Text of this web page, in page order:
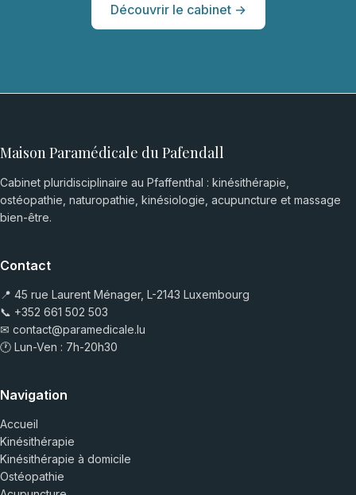
Découvrir le cabinet →
Maison Paramédicale du Pafendall
Cabinet pluridisciplinaire au Pfaffenthal : kinésithérapie,
ostéopathie, naturopathie, kinésiologie, acupuncture et massage
bien-être.
Contact
📍 45 rue Laurent Ménager, L-2143 Luxembourg
📞 +352 661 502 503
✉ contact@paramedicale.lu
🕐 Lun-Ven : 7h-20h30
Navigation
Accueil
Kinésithérapie
Kinésithérapie à domicile
Ostéopathie